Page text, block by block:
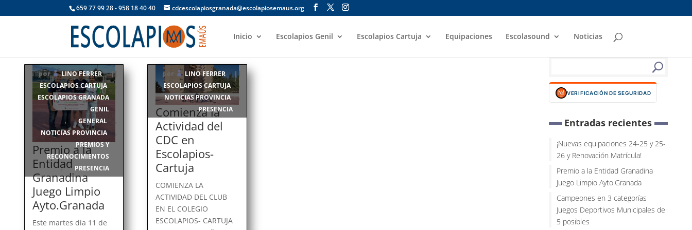
659 77 99 28 - 958 18 40 40 cdcescolapiosgranada@escolapiosemaus.org
Inicio Escolapios Genil Escolapios Cartuja Equipaciones Escolasound Noticias
Premio a la
Entidad
Granadina
Juego Limpio
Ayto.Granada
por LINO FERRER ||
ESCOLAPIOS CARTUJA ,
ESCOLAPIOS GRANADA
GENIL
, GENERAL
NOTICIAS PROVINCIA
PREMIOS Y
RECONOCIMIENTOS
, PRESENCIA
Este martes día 11 de
Comienza la
Actividad del
CDC en
Escolapios-
Cartuja
por LINO FERRER ||
ESCOLAPIOS CARTUJA ,
NOTICIAS PROVINCIA ,
PRESENCIA
COMIENZA LA
ACTIVIDAD DEL CLUB
EN EL COLEGIO
ESCOLAPIOS- CARTUJA
VERIFICACIÓN DE SEGURIDAD
Entradas recientes
¡Nuevas equipaciones 24-25 y 25-
26 y Renovación Matrícula!
Premio a la Entidad Granadina
Juego Limpio Ayto.Granada
Campeones en 3 categorías
Juegos Deportivos Municipales de
5 posibles